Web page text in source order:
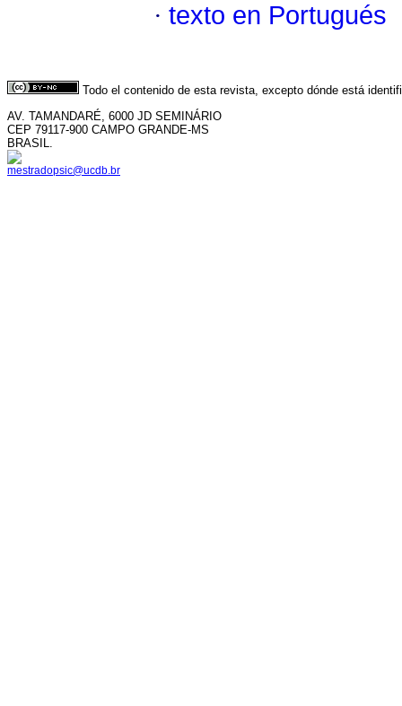
· texto en Portugués
Todo el contenido de esta revista, excepto dónde está
AV. TAMANDARÉ, 6000 JD SEMINÁRIO
CEP 79117-900 CAMPO GRANDE-MS
BRASIL.
mestradopsic@ucdb.br